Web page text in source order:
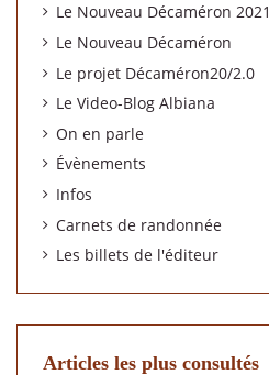
Le Nouveau Décaméron 2021
Le Nouveau Décaméron
Le projet Décaméron20/2.0
Le Video-Blog Albiana
On en parle
Évènements
Infos
Carnets de randonnée
Les billets de l'éditeur
Articles les plus consultés